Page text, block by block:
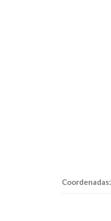
Coordenadas: